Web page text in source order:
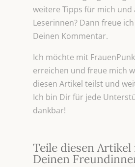
weitere Tipps für mich und
Leserinnen? Dann freue
Deinen Kommentar.
Ich möchte mit
erreichen und freue mich
diesen Artikel teilst und
Ich bin Dir für jede
dankbar!
Teile diesen
Deinen